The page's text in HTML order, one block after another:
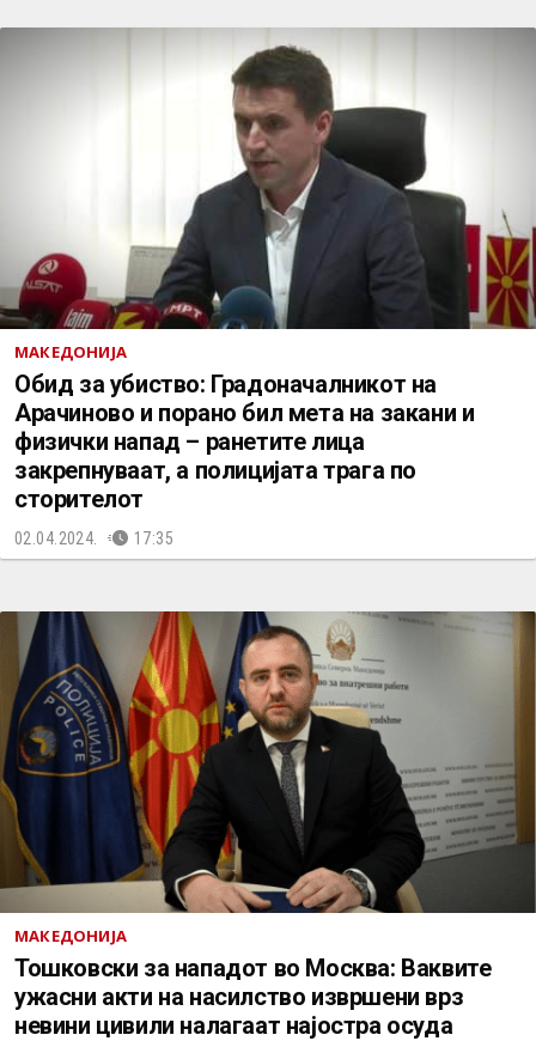
МАКЕДОНИЈА
Обид за убиство: Градоначалникот на
Арачиново и порано бил мета на закани и
физички напад – ранетите лица
закрепнуваат, а полицијата трага по
сторителот
02.04.2024. 17:35
МАКЕДОНИЈА
Тошковски за нападот во Москва: Ваквите
ужасни акти на насилство извршени врз
невини цивили налагаат најостра осуда